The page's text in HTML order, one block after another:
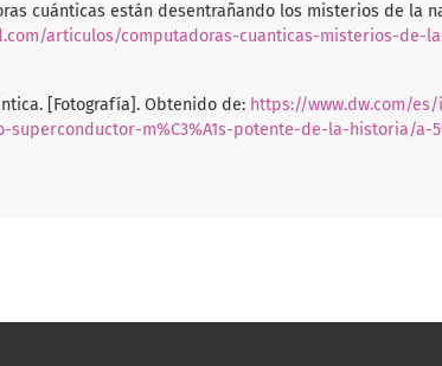
cuánticas están desentrañando los misterios de la
articulos/computadoras-cuanticas-misterios-de-
[Fotografía]. Obtenido de: https://www.dw.com/
superconductor-m%C3%A1s-potente-de-la-historia/a-